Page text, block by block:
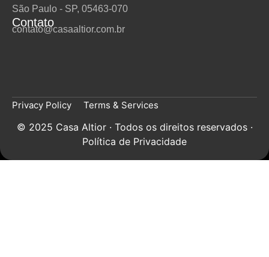
São Paulo - SP, 05463-070
Contato
contato@casaaltior.com.br
© 2025 Casa Altior · Todos os direitos reservados ·
Política de Privacidade
Privacy Policy Terms & Services